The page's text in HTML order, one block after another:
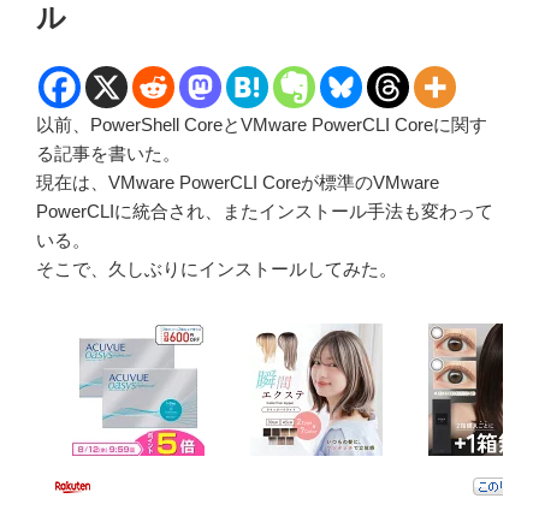
ル
以前、PowerShell CoreとVMware PowerCLI Coreに関す
る記事を書いた。
現在は、VMware PowerCLI Coreが標準のVMware
PowerCLIに統合され、またインストール手法も変わって
いる。
そこで、久しぶりにインストールしてみた。